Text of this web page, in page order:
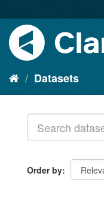
Datasets
Order by